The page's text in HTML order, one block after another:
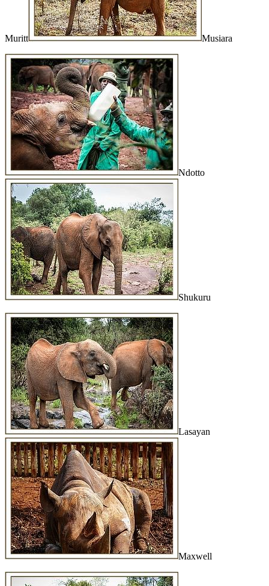
Muritt Musiara
Ndotto
Shukuru
Lasayan
Maxwell